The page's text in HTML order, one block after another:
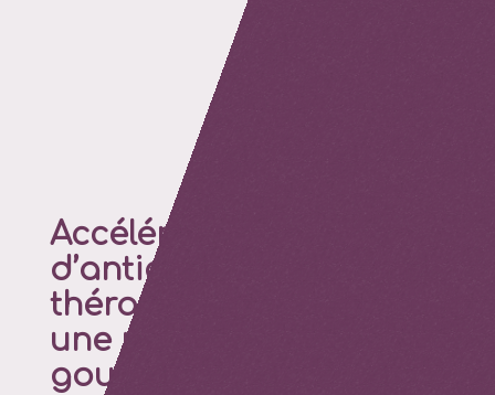
Accélérer la découverte
d’anticorps
thérapeutiques grâce à
une microfluidique en
goutte de pointe